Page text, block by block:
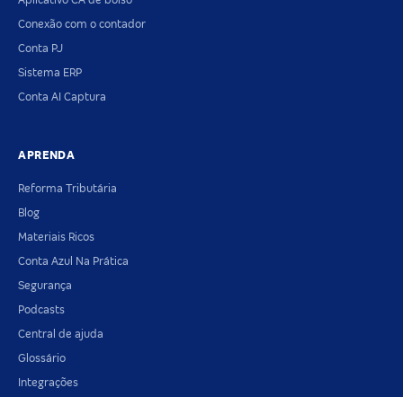
Conexão com o contador
Conta PJ
Sistema ERP
Conta AI Captura
APRENDA
Reforma Tributária
Blog
Materiais Ricos
Conta Azul Na Prática
Segurança
Podcasts
Central de ajuda
Glossário
Integrações